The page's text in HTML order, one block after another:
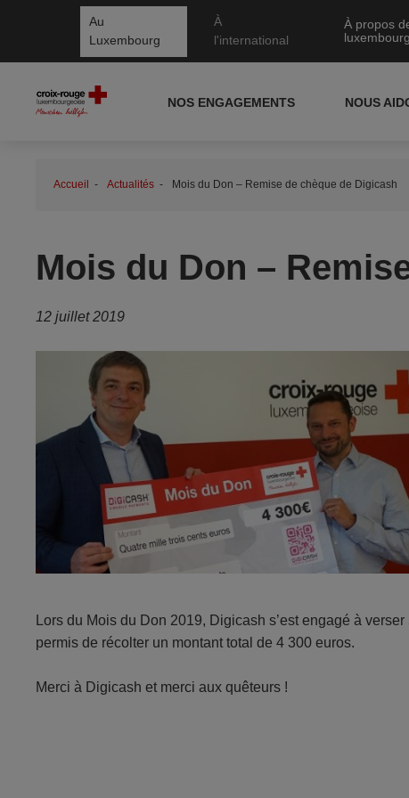
Au
Luxembourg
À
l'international
À propos
NOS ENGAGEMENTS NOUS
Accueil Actualités Mois du Don – Remise de chèque de Digicash
Mois du Don –
12 juillet 2019
Lors du Mois du Don 2019, Digicash s’est engagé à
permis de récolter un montant total de 4 300 euros.
Merci à Digicash et merci aux quêteurs !